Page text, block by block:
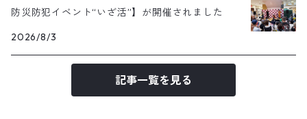
防災防犯イベント“いざ活”】が開催されました
2026/8/3
記事一覧を見る